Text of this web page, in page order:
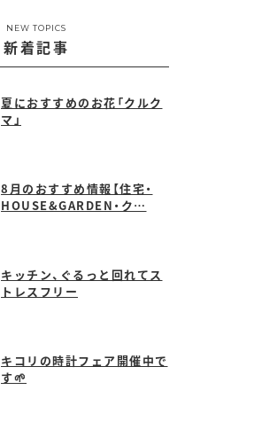
NEW TOPICS
新着記事
夏におすすめのお花「クルク
マ」
8月のおすすめ情報【住宅・
HOUSE&GARDEN・ク…
キッチン、ぐるっと回れてス
トレスフリー
キコリの時計フェア開催中で
す🌱